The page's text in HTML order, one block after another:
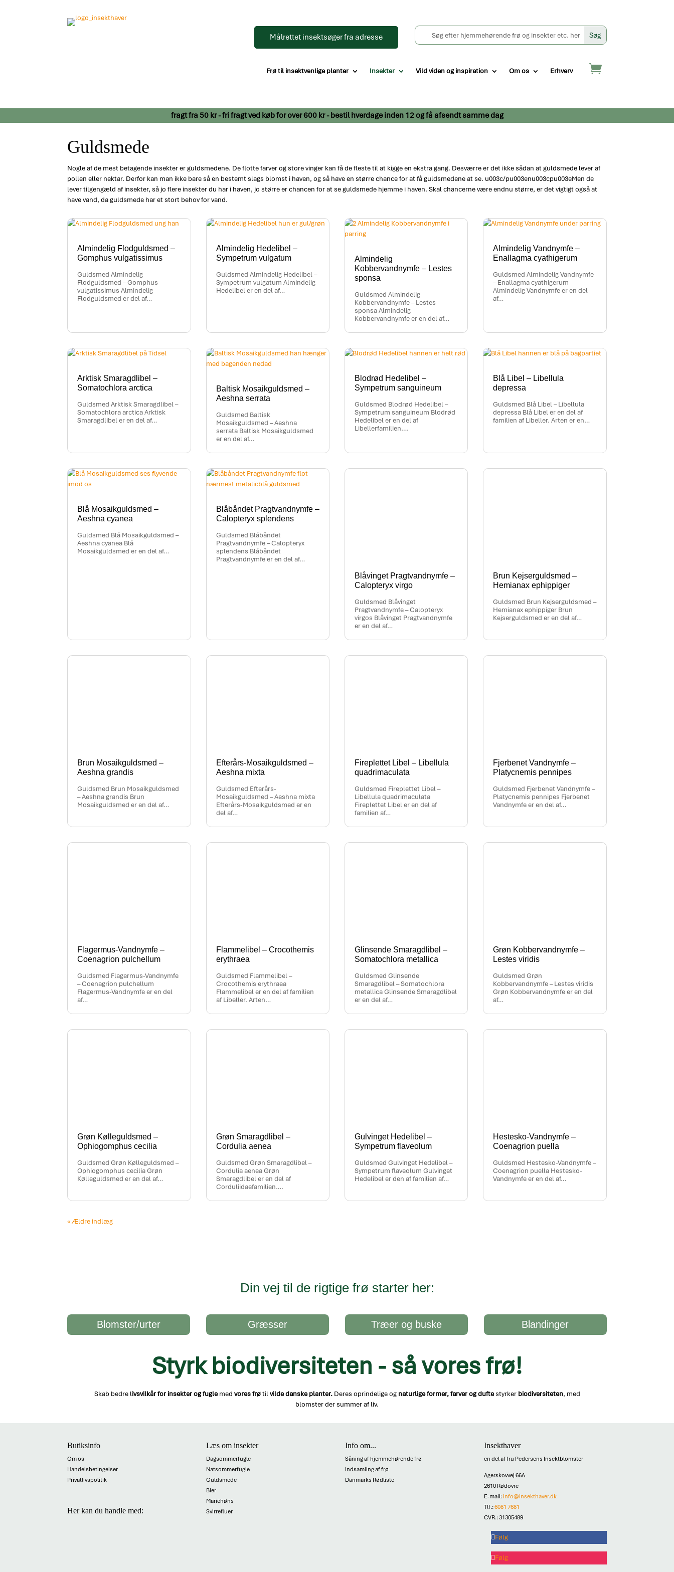
Målrettet insektsøger fra adresse
Frø til insektvenlige planter Insekter Vild viden og inspiration Om os Erhverv
fragt fra 50 kr - fri fragt ved køb for over 600 kr - bestil hverdage inden 12 og få afsendt samme dag
Guldsmede
Nogle af de mest betagende insekter er guldsmedene. De flotte farver og store vinger kan få de fleste til at kigge en ekstra gang. Desværre er det ikke sådan at guldsmede lever af
pollen eller nektar. Derfor kan man ikke bare så en bestemt slags blomst i haven, og så have en større chance for at få guldsmedene at se. u003c/pu003enu003cpu003eMen de
lever tilgengæld af insekter, så jo flere insekter du har i haven, jo større er chancen for at se guldsmede hjemme i haven. Skal chancerne være endnu større, er det vigtigt også at
have vand, da guldsmede har et stort behov for vand.
Almindelig Flodguldsmed –
Gomphus vulgatissimus
Guldsmed Almindelig
Flodguldsmed – Gomphus
vulgatissimus Almindelig
Flodguldsmed er del af…
Almindelig Hedelibel –
Sympetrum vulgatum
Guldsmed Almindelig Hedelibel –
Sympetrum vulgatum Almindelig
Hedelibel er en del af…
Almindelig
Kobbervandnymfe – Lestes
sponsa
Guldsmed Almindelig
Kobbervandnymfe – Lestes
sponsa Almindelig
Kobbervandnymfe er en del af…
Almindelig Vandnymfe –
Enallagma cyathigerum
Guldsmed Almindelig Vandnymfe
– Enallagma cyathigerum
Almindelig Vandnymfe er en del
af…
Arktisk Smaragdlibel –
Somatochlora arctica
Guldsmed Arktisk Smaragdlibel –
Somatochlora arctica Arktisk
Smaragdlibel er en del af…
Baltisk Mosaikguldsmed –
Aeshna serrata
Guldsmed Baltisk
Mosaikguldsmed – Aeshna
serrata Baltisk Mosaikguldsmed
er en del af…
Blodrød Hedelibel –
Sympetrum sanguineum
Guldsmed Blodrød Hedelibel –
Sympetrum sanguineum Blodrød
Hedelibel er en del af
Libellerfamilien….
Blå Libel – Libellula
depressa
Guldsmed Blå Libel – Libellula
depressa Blå Libel er en del af
familien af Libeller. Arten er en…
Blå Mosaikguldsmed –
Aeshna cyanea
Guldsmed Blå Mosaikguldsmed –
Aeshna cyanea Blå
Mosaikguldsmed er en del af…
Blåbåndet Pragtvandnymfe –
Calopteryx splendens
Guldsmed Blåbåndet
Pragtvandnymfe – Calopteryx
splendens Blåbåndet
Pragtvandnymfe er en del af…
Blåvinget Pragtvandnymfe –
Calopteryx virgo
Guldsmed Blåvinget
Pragtvandnymfe – Calopteryx
virgos Blåvinget Pragtvandnymfe
er en del af…
Brun Kejserguldsmed –
Hemianax ephippiger
Guldsmed Brun Kejserguldsmed –
Hemianax ephippiger Brun
Kejserguldsmed er en del af…
Brun Mosaikguldsmed –
Aeshna grandis
Guldsmed Brun Mosaikguldsmed
– Aeshna grandis Brun
Mosaikguldsmed er en del af…
Efterårs-Mosaikguldsmed –
Aeshna mixta
Guldsmed Efterårs-
Mosaikguldsmed – Aeshna mixta
Efterårs-Mosaikguldsmed er en
del af…
Fireplettet Libel – Libellula
quadrimaculata
Guldsmed Fireplettet Libel –
Libellula quadrimaculata
Fireplettet Libel er en del af
familien af…
Fjerbenet Vandnymfe –
Platycnemis pennipes
Guldsmed Fjerbenet Vandnymfe –
Platycnemis pennipes Fjerbenet
Vandnymfe er en del af…
Flagermus-Vandnymfe –
Coenagrion pulchellum
Guldsmed Flagermus-Vandnymfe
– Coenagrion pulchellum
Flagermus-Vandnymfe er en del
af…
Flammelibel – Crocothemis
erythraea
Guldsmed Flammelibel –
Crocothemis erythraea
Flammelibel er en del af familien
af Libeller. Arten…
Glinsende Smaragdlibel –
Somatochlora metallica
Guldsmed Glinsende
Smaragdlibel – Somatochlora
metallica Glinsende Smaragdlibel
er en del af…
Grøn Kobbervandnymfe –
Lestes viridis
Guldsmed Grøn
Kobbervandnymfe – Lestes viridis
Grøn Kobbervandnymfe er en del
af…
Grøn Kølleguldsmed –
Ophiogomphus cecilia
Guldsmed Grøn Kølleguldsmed –
Ophiogomphus cecilia Grøn
Kølleguldsmed er en del af…
Grøn Smaragdlibel –
Cordulia aenea
Guldsmed Grøn Smaragdlibel –
Cordulia aenea Grøn
Smaragdlibel er en del af
Corduliidaefamilien….
Gulvinget Hedelibel –
Sympetrum flaveolum
Guldsmed Gulvinget Hedelibel –
Sympetrum flaveolum Gulvinget
Hedelibel er den af familien af…
Hestesko-Vandnymfe –
Coenagrion puella
Guldsmed Hestesko-Vandnymfe –
Coenagrion puella Hestesko-
Vandnymfe er en del af…
« Ældre indlæg
Din vej til de rigtige frø starter her:
Blomster/urter Græsser Træer og buske Blandinger
Styrk biodiversiteten - så vores frø!
Skab bedre livsvilkår for insekter og fuglemed vores frøtilvilde danske planter.Deres oprindelige og naturlige former, farver og duftestyrker biodiversiteten, med
blomster der summer af liv.
Butiksinfo
Om os
Handelsbetingelser
Privatlivspolitik
Her kan du handle med:
Læs om insekter
Dagsommerfugle
Natsommerfugle
Guldsmede
Bier
Mariehøns
Svirrefluer
Info om...
Såning af hjemmehørende frø
Indsamling af frø
Danmarks Rødliste
Insekthaver
en del af fru Pedersens Insektblomster
Agerskovvej 66A
2610 Rødovre
E-mail: info@insekthaver.dk
Tlf.:6081 7681
CVR.: 31305489
Følg
Følg